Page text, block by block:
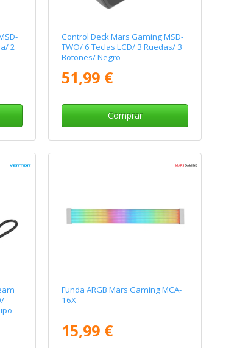
2
Control Deck Mars Gaming MSD-
TWO/ 6 Teclas LCD/ 3 Ruedas/ 3
Botones/ Negro
51,99 €
Comprar
Funda ARGB Mars Gaming MCA-
16X
15,99 €